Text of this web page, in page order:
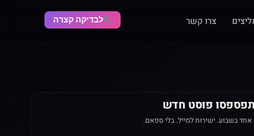
צרו קשר לבדיקה קצרה
פוסט חדש
בשבוע. ישירות למייל. בלי ספאם.